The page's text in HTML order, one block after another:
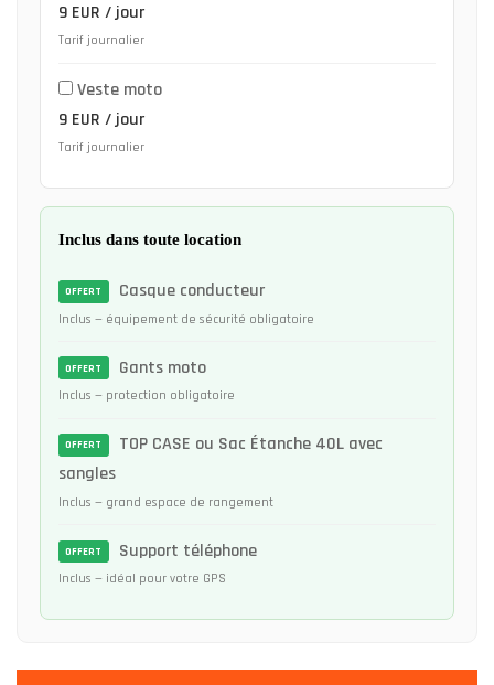
9 EUR / jour
Tarif journalier
Veste moto
9 EUR / jour
Tarif journalier
Inclus dans toute location
OFFERT Casque conducteur
Inclus — équipement de sécurité obligatoire
OFFERT Gants moto
Inclus — protection obligatoire
OFFERT
TOP CASE ou Sac Étanche 40L avec
sangles
Inclus — grand espace de rangement
OFFERT Support téléphone
Inclus — idéal pour votre GPS